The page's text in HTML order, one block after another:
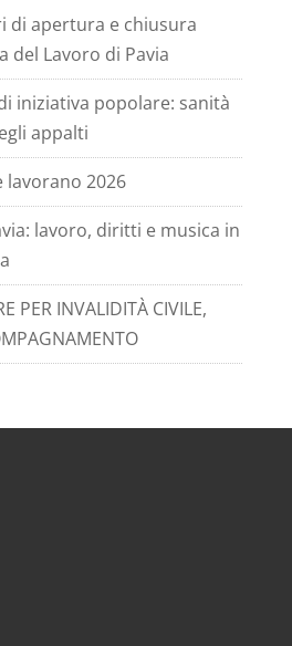
di apertura e chiusura
del Lavoro di Pavia
iniziativa popolare: sanità
appalti
lavorano 2026
lavoro, diritti e musica in
PER INVALIDITÀ CIVILE,